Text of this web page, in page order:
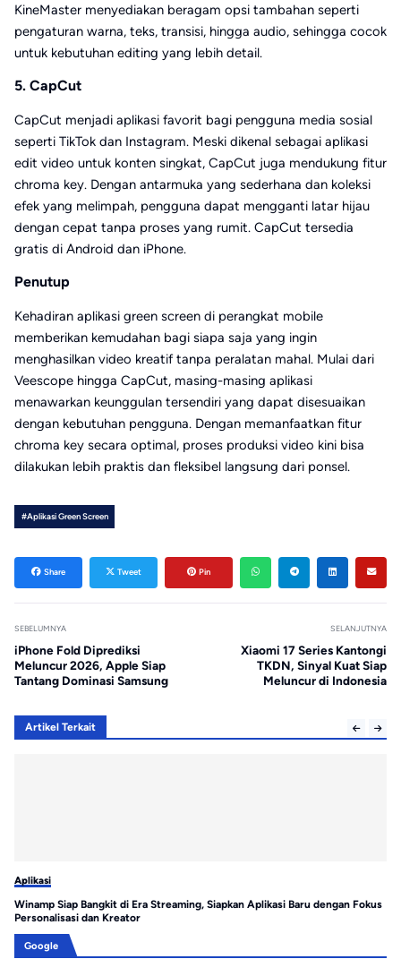
KineMaster menyediakan beragam opsi tambahan seperti
pengaturan warna, teks, transisi, hingga audio, sehingga cocok
untuk kebutuhan editing yang lebih detail.
5. CapCut
CapCut menjadi aplikasi favorit bagi pengguna media sosial
seperti TikTok dan Instagram. Meski dikenal sebagai aplikasi
edit video untuk konten singkat, CapCut juga mendukung fitur
chroma key. Dengan antarmuka yang sederhana dan koleksi
efek yang melimpah, pengguna dapat mengganti latar hijau
dengan cepat tanpa proses yang rumit. CapCut tersedia
gratis di Android dan iPhone.
Penutup
Kehadiran aplikasi green screen di perangkat mobile
memberikan kemudahan bagi siapa saja yang ingin
menghasilkan video kreatif tanpa peralatan mahal. Mulai dari
Veescope hingga CapCut, masing-masing aplikasi
menawarkan keunggulan tersendiri yang dapat disesuaikan
dengan kebutuhan pengguna. Dengan memanfaatkan fitur
chroma key secara optimal, proses produksi video kini bisa
dilakukan lebih praktis dan fleksibel langsung dari ponsel.
#Aplikasi Green Screen
Share Tweet Pin
SEBELUMNYA
iPhone Fold Diprediksi
Meluncur 2026, Apple Siap
Tantang Dominasi Samsung
SELANJUTNYA
Xiaomi 17 Series Kantongi
TKDN, Sinyal Kuat Siap
Meluncur di Indonesia
Artikel Terkait
Aplikasi
Winamp Siap Bangkit di Era Streaming, Siapkan Aplikasi Baru dengan Fokus
Personalisasi dan Kreator
Google